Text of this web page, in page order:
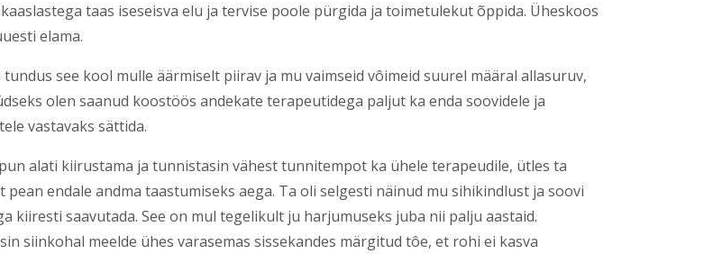
taas iseseisva elu ja tervise poole pürgida ja toimetulekut õppida. Üheskoos
elama.
tundus see kool mulle äärmiselt piirav ja mu vaimseid vôimeid suurel määral allasuruv,
olen saanud koostöös andekate terapeutidega paljut ka enda soovidele ja
vastavaks sättida.
alati kiirustama ja tunnistasin vähest tunnitempot ka ühele terapeudile, ütles ta
pean endale andma taastumiseks aega. Ta oli selgesti näinud mu sihikindlust ja soovi
kiiresti saavutada. See on mul tegelikult ju harjumuseks juba nii palju aastaid.
siinkohal meelde ühes varasemas sissekandes märgitud tôe, et rohi ei kasva